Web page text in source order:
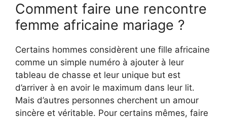
Comment faire une rencontre
femme africaine mariage ?
Certains hommes considèrent une fille africaine
comme un simple numéro à ajouter à leur
tableau de chasse et leur unique but est
d’arriver à en avoir le maximum dans leur lit.
Mais d’autres personnes cherchent un amour
sincère et véritable. Pour certains mêmes, faire